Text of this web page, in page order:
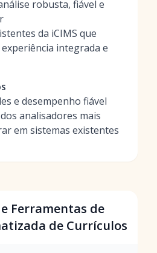
robusta, fiável e
da iCIMS que
integrada e
e desempenho fiável
analisadores mais
em sistemas existentes
Ferramentas de
de Currículos